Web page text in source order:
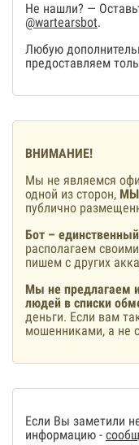
Не нашли? —
@wartearsbot.
Любую
предоставляем
ВНИМАНИЕ!
Мы не являемся
одной из сторон,
публично
Бот –
располагаем
пишем с других
Мы не предлагаем
людей в списки
деньги. Если вам
мошенниками, а не
Если Вы заметили
информацию -